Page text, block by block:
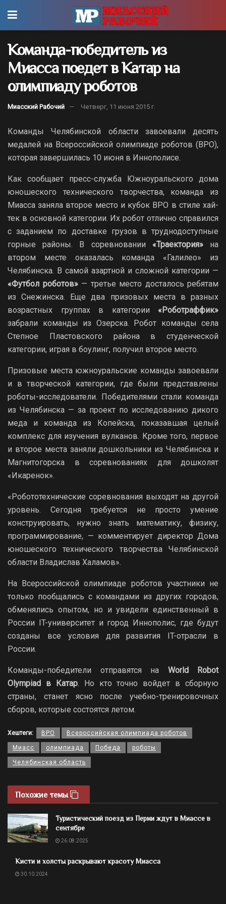
Команда-победитель из
Миасса поедет в Катар на
олимпиаду роботов
Миасский Рабочий Четверг, 11 июня 2015 г.
Команды Челябинской области завоевали десять
медалей на Всероссийской олимпиаде роботов (ВРО),
которая завершилась 10 июня в Иннополисе.
Как сообщает пресс-служба Южноуральского дома
юношеского технического творчества, команда из
Миасса заняла второе место и кубок ВРО в стиле хай-
тек в основной категории. Их робот отлично справился
с заданием по доставке грузов в труднодоступные
горные районы. В соревновании «Траектория»на
втором месте оказалась команда «Галилео» из
Челябинска. В самой азартной и сложной категории —
«Футбол роботов»— третье место досталось ребятам
из Снежинска. Еще два призовых места в разных
возрастных группах в категории «Роботраффик»
забрали команды из Озерска. Робот команды села
Степное Пластовского района в студенческой
категории, играя в боулинг, получил второе место.
Призовые места южноуральские команды завоевали
и в творческой категории, где были представлены
роботы-исследователи. Победителями стали команда
из Челябинска — за проект по исследованию дикого
меда и команда из Копейска, показавшая целый
комплекс для изучения вулканов. Кроме того, первое
и второе места заняли дошкольники из Челябинска и
Магнитогорска в соревнованиях для дошколят
«Икаренок».
«Робототехнические соревнования выходят на другой
уровень. Сегодня требуется не просто умение
конструировать, нужно знать математику, физику,
программирование, — комментирует директор Дома
юношеского технического творчества Челябинской
области Владислав Халамов».
На Всероссийской олимпиаде роботов участники не
только пообщались с командами из других городов,
обменялись опытом, но и увидели единственный в
России IT-университет и город Иннополис, где будут
созданы все условия для развития IT-отрасли в
России.
Команды-победители отправятся на World Robot
Olympiad в Катар. Но кто точно войдет в сборную
страны, станет ясно после учебно-тренировочных
сборов, которые состоятся летом.
Хештеги: ВРО Всероссийская олимпиада роботов
Миасс олимпиада Победа роботы
Челябинская область
Похожие темы
Туристический поезд из Перми ждут в Миассе в
сентябре
26.08.2025
Кисти и холсты раскрывают красоту Миасса
30.10.2024